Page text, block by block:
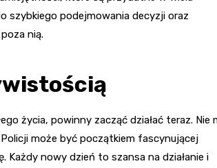
szybkiego podejmowania decyzji oraz
nią.
życia, powinny zacząć działać teraz. Nie
może być początkiem fascynującej
nowy dzień to szansa na działanie i